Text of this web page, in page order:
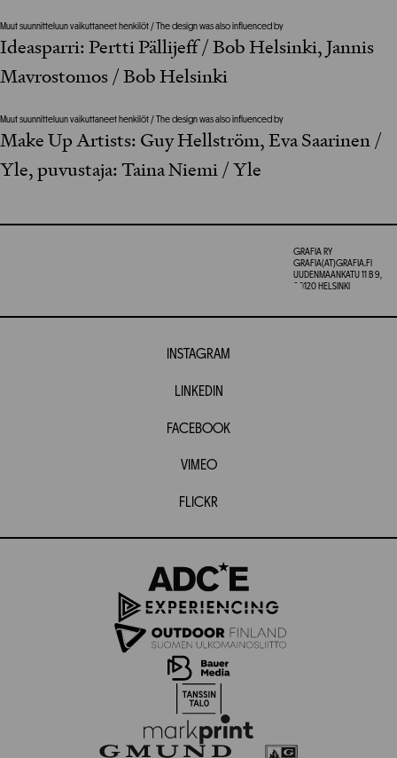
Muut suunnitteluun vaikuttaneet henkilöt / The design was also influenced by
Ideasparri: Pertti Pällijeff / Bob Helsinki, Jannis
Mavrostomos / Bob Helsinki
Muut suunnitteluun vaikuttaneet henkilöt / The design was also influenced by
Make Up Artists: Guy Hellström, Eva Saarinen /
Yle, puvustaja: Taina Niemi / Yle
GRAFIA RY
GRAFIA(AT)GRAFIA.FI
UUDENMAANKATU 11 B 9,
00120 HELSINKI
INSTAGRAM
LINKEDIN
FACEBOOK
VIMEO
FLICKR